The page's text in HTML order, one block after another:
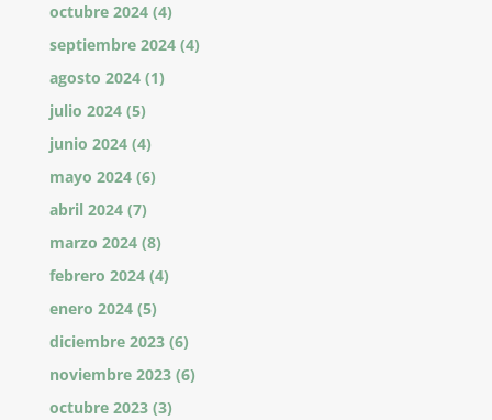
octubre 2024(4)
septiembre 2024(4)
agosto 2024(1)
julio 2024(5)
junio 2024(4)
mayo 2024(6)
abril 2024(7)
marzo 2024(8)
febrero 2024(4)
enero 2024(5)
diciembre 2023(6)
noviembre 2023(6)
octubre 2023(3)